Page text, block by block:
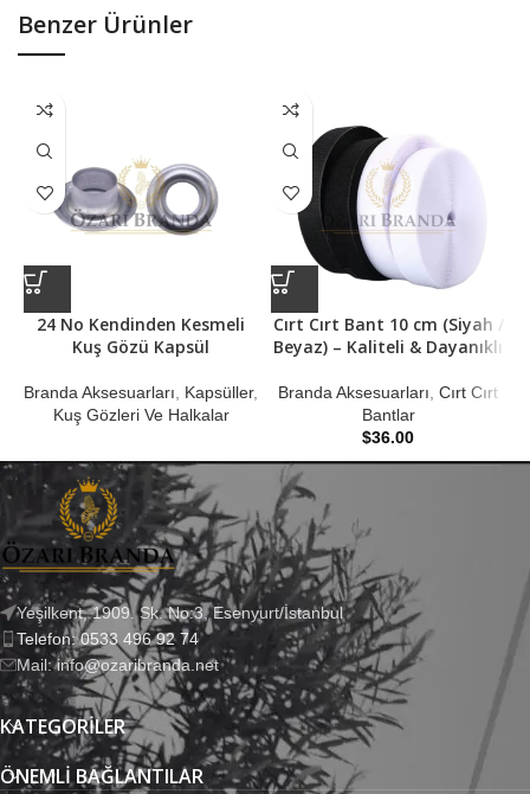
Benzer Ürünler
24 No Kendinden Kesmeli
Kuş Gözü Kapsül
Branda Aksesuarları Kapsüller,
Kuş Gözleri Ve Halkalar
Cırt Cırt Bant 10 cm (Siyah /
Beyaz) – Kaliteli & Dayanıklı
Branda Aksesuarları ,Cırt Cırt
Bantlar
$36.00
Yeşilkent, 1909. Sk. No:3, Esenyurt/İstanbul
Telefon: 0533 496 92 74
Mail: info@ozaribranda.net
KATEGORILER
ÖNEMLI BAĞLANTILAR